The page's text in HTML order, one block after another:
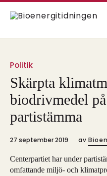
Politik
Skärpta
biodrivmedel
partistämma
27 september 2019 av
Centerpartiet har under
omfattande miljö- och